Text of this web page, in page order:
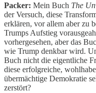
Packer: Mein Buch The
der Versuch, diese
erklären, vor allem aber zu
Trumps Aufstieg
vorhergesehen, aber das
wie Trump denkbar wird.
Buch nicht die eigentliche
diese erfolgreiche,
übermächtige Demokratie
zerstört?